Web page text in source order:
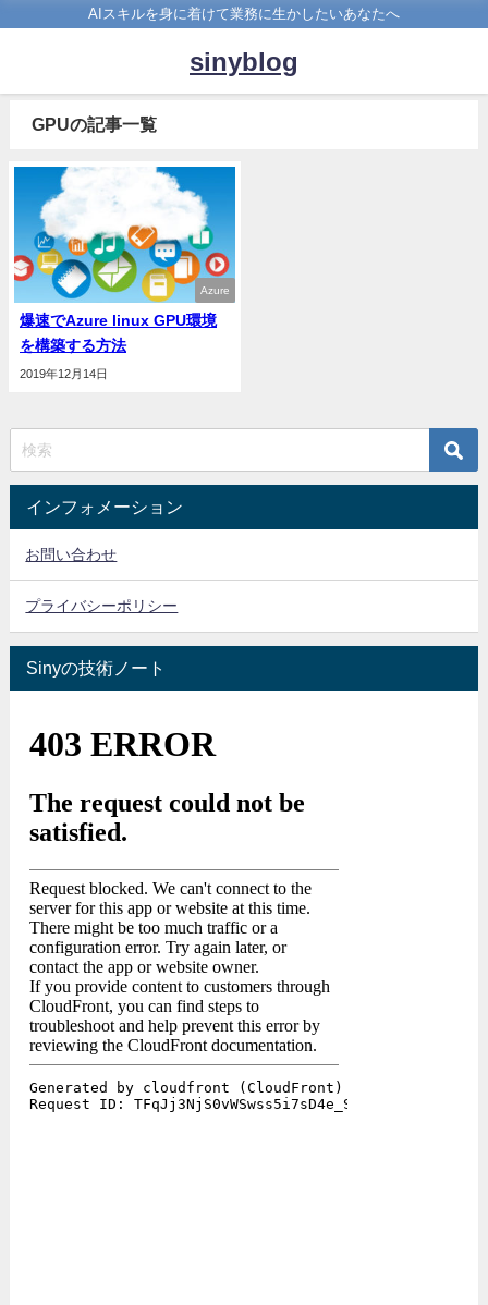
AIスキルを身に着けて業務に生かしたいあなたへ
sinyblog
GPUの記事一覧
Azure
爆速でAzure linux GPU環境
を構築する方法
2019年12月14日
インフォメーション
お問い合わせ
プライバシーポリシー
Sinyの技術ノート